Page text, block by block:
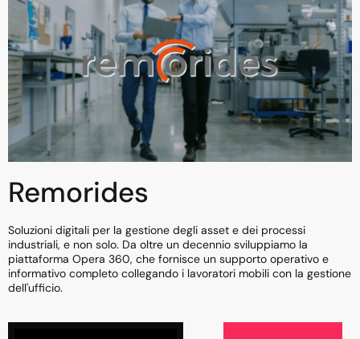
Remorides
Soluzioni digitali per la gestione degli asset e dei processi
industriali, e non solo. Da oltre un decennio sviluppiamo la
piattaforma Opera 360, che fornisce un supporto operativo e
informativo completo collegando i lavoratori mobili con la gestione
dell'ufficio.